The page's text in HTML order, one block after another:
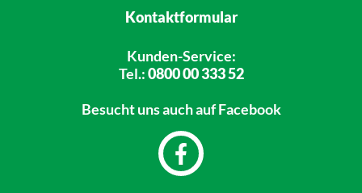
Kontaktformular
Kunden-Service:
Tel.:0800 00 333 52
Besucht unsauch auf Facebook